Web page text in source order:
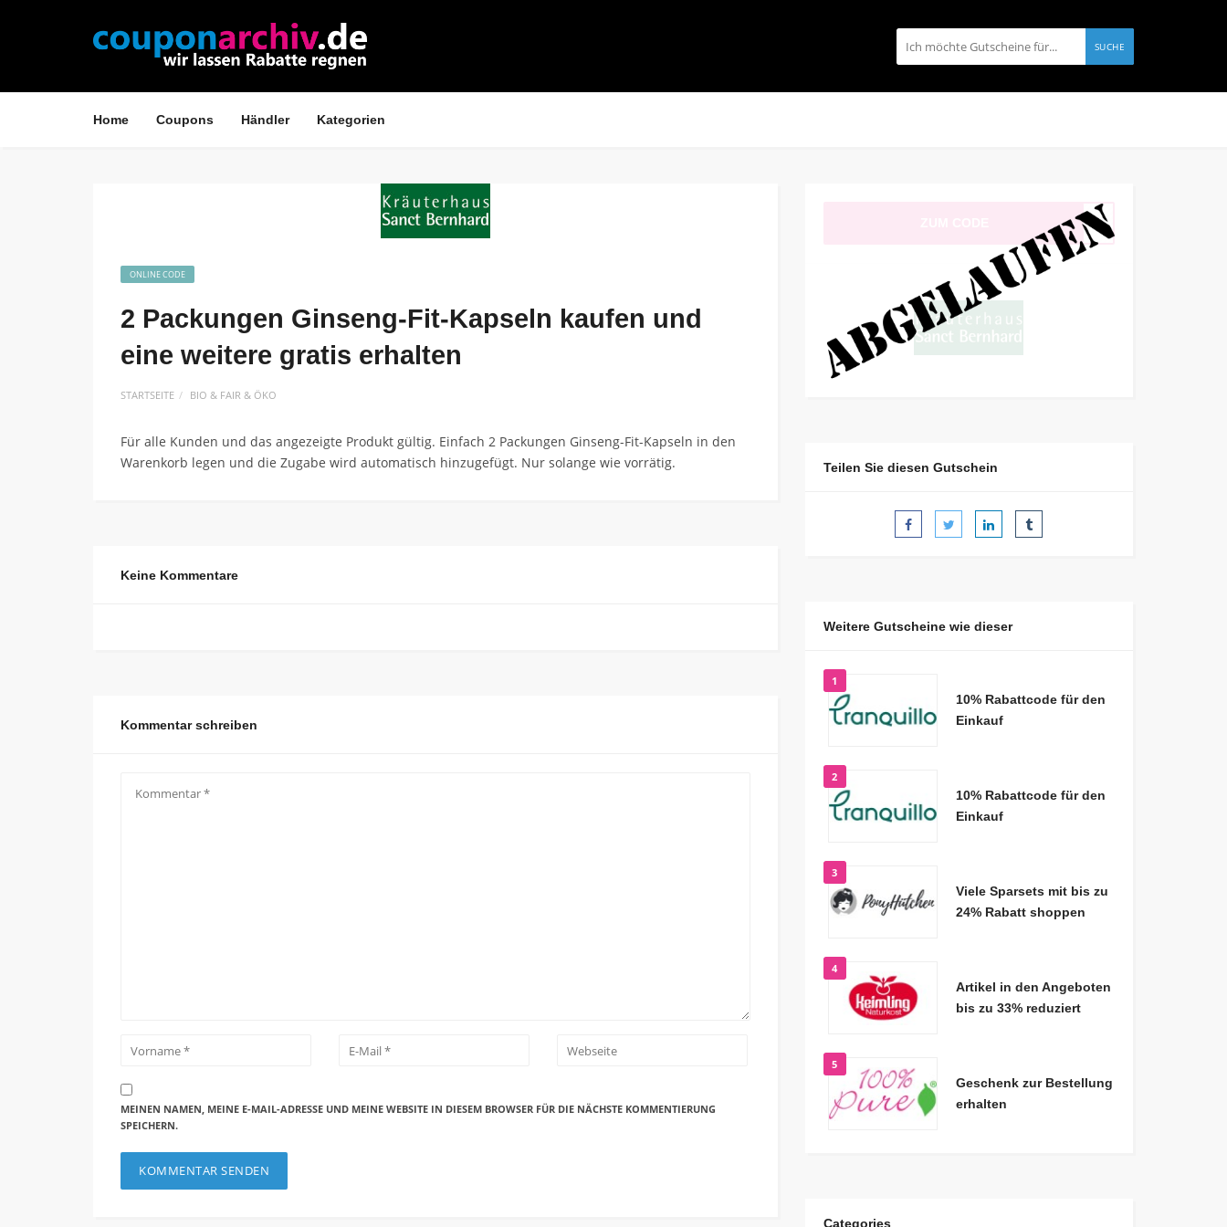
SUCHE
Home Coupons Händler Kategorien
ONLINE CODE
2 Packungen Ginseng-Fit-Kapseln kaufen und
eine weitere gratis erhalten
STARTSEITE BIO & FAIR & ÖKO
Für alle Kunden und das angezeigte Produkt gültig. Einfach 2 Packungen Ginseng-Fit-Kapseln in den
Warenkorb legen und die Zugabe wird automatisch hinzugefügt. Nur solange wie vorrätig.
Keine Kommentare
Kommentar schreiben
MEINEN NAMEN, MEINE E-MAIL-ADRESSE UND MEINE WEBSITE IN DIESEM BROWSER FÜR DIE NÄCHSTE KOMMENTIERUNG
SPEICHERN.
Teilen Sie diesen Gutschein
Weitere Gutscheine wie dieser
1
10% Rabattcode für den
Einkauf
2
10% Rabattcode für den
Einkauf
3
Viele Sparsets mit bis zu
24% Rabatt shoppen
4
Artikel in den Angeboten
bis zu 33% reduziert
5
Geschenk zur Bestellung
erhalten
Categories